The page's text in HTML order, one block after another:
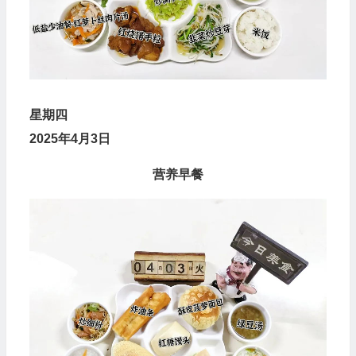
星期 四
2025年4月3日
营养早餐